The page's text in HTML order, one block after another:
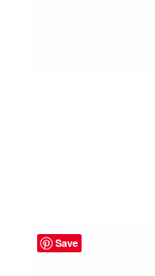
Save